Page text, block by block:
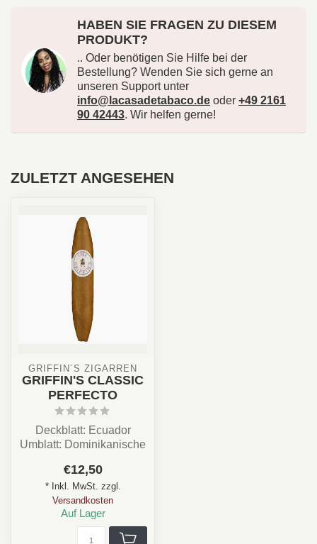
HABEN SIE FRAGEN ZU DIESEM
PRODUKT?
.. Oder benötigen Sie Hilfe bei der
Bestellung? Wenden Sie sich gerne an
unseren Support unter
info@lacasadetabaco.de oder +49 2161
90 42443. Wir helfen gerne!
ZULETZT ANGESEHEN
GRIFFIN´S ZIGARREN
GRIFFIN'S CLASSIC
PERFECTO
Deckblatt: Ecuador
Umblatt: Dominikanische
Einlage: Dominikanische
Re...
€12,50
* Inkl. MwSt. zzgl.
Versandkosten
Auf Lager